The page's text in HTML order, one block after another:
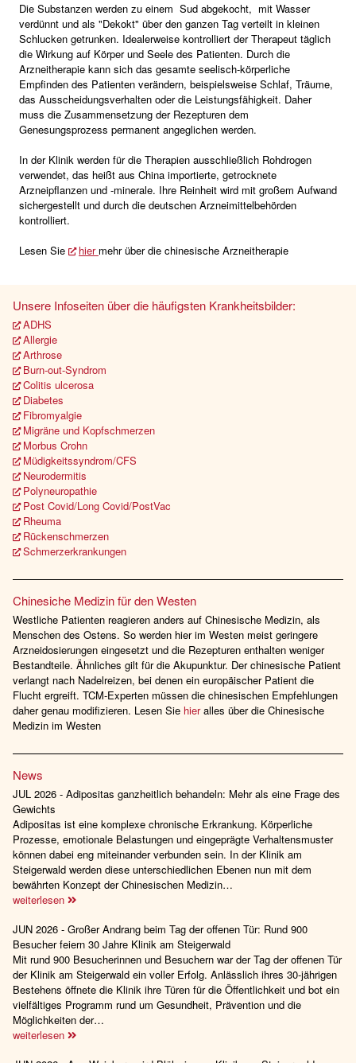
Die Substanzen werden zu einem Sud abgekocht, mit Wasser
verdünnt und als "Dekokt" über den ganzen Tag verteilt in kleinen
Schlucken getrunken. Idealerweise kontrolliert der Therapeut täglich
die Wirkung auf Körper und Seele des Patienten. Durch die
Arzneitherapie kann sich das gesamte seelisch-körperliche
Empfinden des Patienten verändern, beispielsweise Schlaf, Träume,
das Ausscheidungsverhalten oder die Leistungsfähigkeit. Daher
muss die Zusammensetzung der Rezepturen dem
Genesungsprozess permanent angeglichen werden.
In der Klinik werden für die Therapien ausschließlich Rohdrogen
verwendet, das heißt aus China importierte, getrocknete
Arzneipflanzen und -minerale. Ihre Reinheit wird mit großem Aufwand
sichergestellt und durch die deutschen Arzneimittelbehörden
kontrolliert.
Lesen Sie
hier mehr über die chinesische Arzneitherapie
Unsere Infoseiten über die häufigsten Krankheitsbilder:
ADHS
Allergie
Arthrose
Burn-out-Syndrom
Colitis ulcerosa
Diabetes
Fibromyalgie
Migräne und Kopfschmerzen
Morbus Crohn
Müdigkeitssyndrom/CFS
Neurodermitis
Polyneuropathie
Post Covid/Long Covid/PostVac
Rheuma
Rückenschmerzen
Schmerzerkrankungen
Chinesiche Medizin für den Westen
Westliche Patienten reagieren anders auf Chinesische Medizin, als
Menschen des Ostens. So werden hier im Westen meist geringere
Arzneidosierungen eingesetzt und die Rezepturen enthalten weniger
Bestandteile. Ähnliches gilt für die Akupunktur. Der chinesische Patient
verlangt nach Nadelreizen, bei denen ein europäischer Patient die
Flucht ergreift. TCM-Experten müssen die chinesischen Empfehlungen
daher genau modifizieren. Lesen Sie hieralles über die Chinesische
Medizin im Westen
News
JUL 2026 - Adipositas ganzheitlich behandeln: Mehr als eine Frage des
Gewichts
Adipositas ist eine komplexe chronische Erkrankung. Körperliche
Prozesse, emotionale Belastungen und eingeprägte Verhaltensmuster
können dabei eng miteinander verbunden sein. In der Klinik am
Steigerwald werden diese unterschiedlichen Ebenen nun mit dem
bewährten Konzept der Chinesischen Medizin…
weiterlesen
JUN 2026 - Großer Andrang beim Tag der offenen Tür: Rund 900
Besucher feiern 30 Jahre Klinik am Steigerwald
Mit rund 900 Besucherinnen und Besuchern war der Tag der offenen Tür
der Klinik am Steigerwald ein voller Erfolg. Anlässlich ihres 30-jährigen
Bestehens öffnete die Klinik ihre Türen für die Öffentlichkeit und bot ein
vielfältiges Programm rund um Gesundheit, Prävention und die
Möglichkeiten der…
weiterlesen